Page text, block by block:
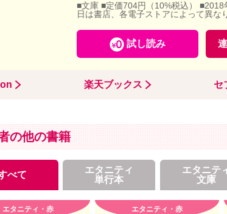
■文庫 ■定価704円（10%税込）
日は書店、各電子ストアによって異な
試し読み
楽天ブックス セ
の他の書籍
べて
エタニティ
単行本
エタニテ
文庫
エタニティ・赤 エタニティ・赤